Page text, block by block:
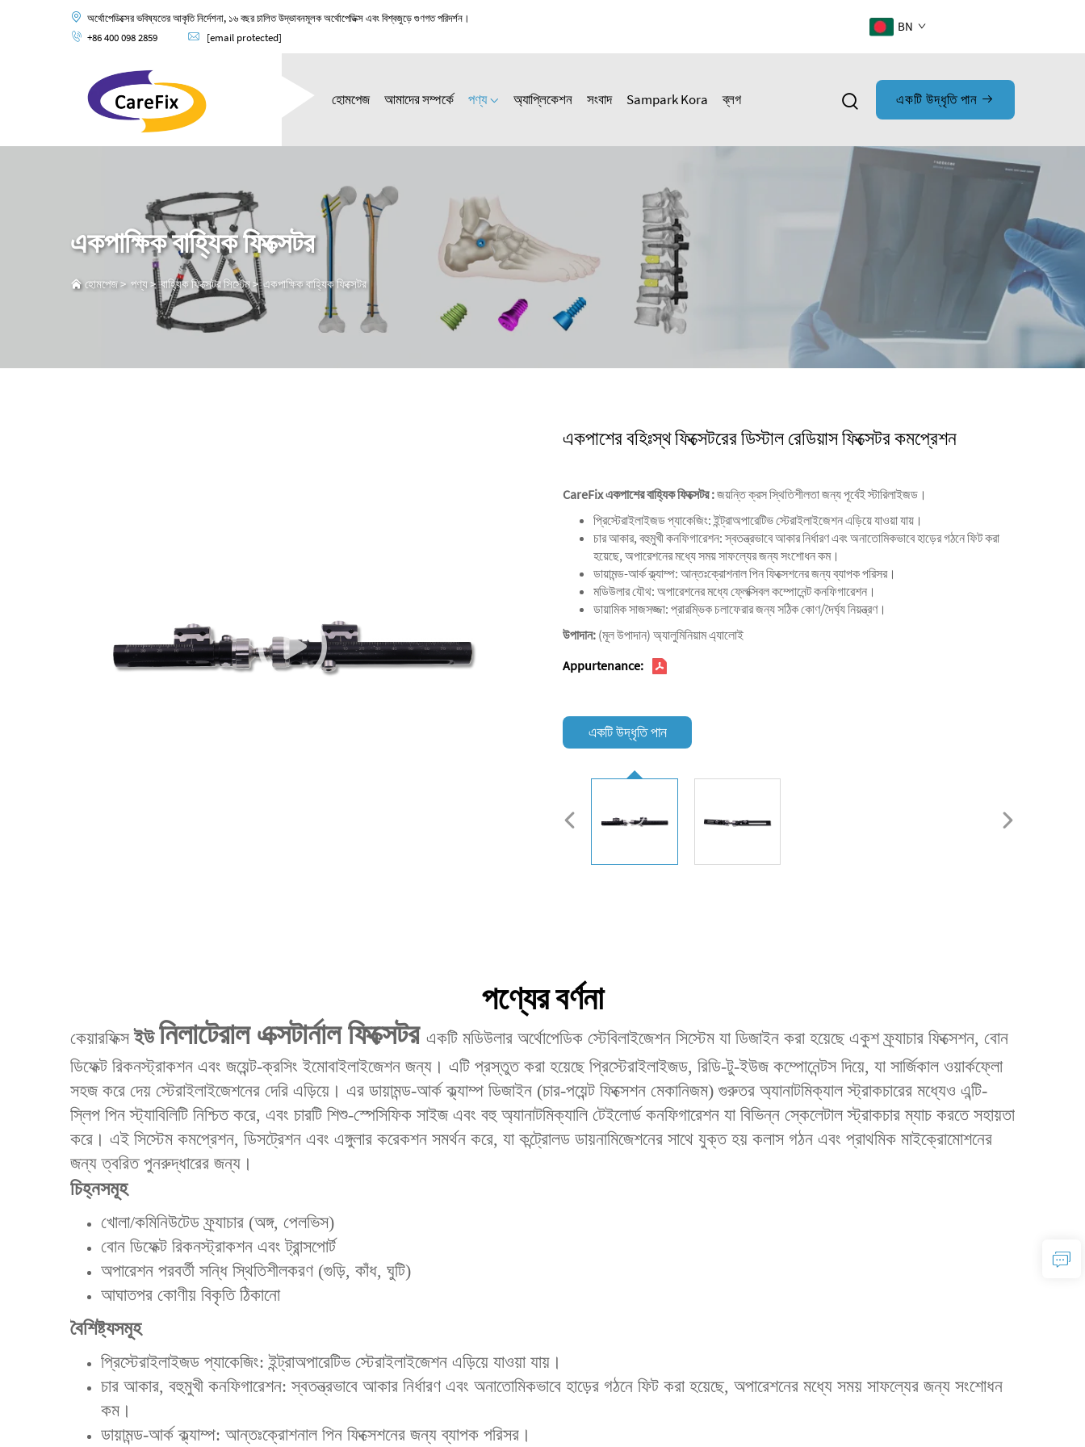
অর্থোপেডিক্সের ভবিষ্যতের আকৃতি নির্দেশনা, ১৬ বছর চালিত উদ্ভাবনমূলক অর্থোপেডিক্স এবং বিশ্বজুড়ে গুণগত পরিদর্শন।
+86 400 098 2859
[email protected]
BN
হোমপেজ আমাদের সম্পর্কে পণ্য অ্যাপ্লিকেশন সংবাদ Sampark Kora ব্লগ একটি উদ্ধৃতি পান
একপাক্ষিক বাহ্যিক ফিক্সেটর
হোমপেজ> পণ্য>বাহ্যিক ফিক্সেটর সিস্টেম>একপাক্ষিক বাহ্যিক ফিক্সেটর
একপাশের বহিঃস্থ ফিক্সেটরের ডিস্টাল রেডিয়াস ফিক্সেটর কমপ্রেশন
CareFix একপাশের বাহ্যিক ফিক্সেটর:জয়ন্তি ক্রস স্থিতিশীলতা জন্য পূর্বেই স্টারিলাইজড।
প্রিস্টেরাইলাইজড প্যাকেজিং: ইন্ট্রাঅপারেটিভ স্টেরাইলাইজেশন এড়িয়ে যাওয়া যায়।
‌‌চার আকার, বহুমুখী কনফিগারেশন‌: স্বতন্ত্রভাবে আকার নির্ধারণ এবং অনাতোমিকভাবে হাড়ের গঠনে ফিট করা
হয়েছে, অপারেশনের মধ্যে সময় সাফল্যের জন্য সংশোধন কম।
‌ডায়ামন্ড-আর্ক ক্ল্যাম্প‌: আন্তঃক্রোশনাল পিন ফিক্সেশনের জন্য ব্যাপক পরিসর।
‌মডিউলার যৌথ‌: অপারেশনের মধ্যে ফ্লেক্সিবল কম্পোনেন্ট কনফিগারেশন।
‌ডায়ামিক সাজসজ্জা‌: প্রারম্ভিক চলাফেরার জন্য সঠিক কোণ/দৈর্ঘ্য নিয়ন্ত্রণ।
উপাদান: (মূল উপাদান) অ্যালুমিনিয়াম এ্যালোই
Appurtenance:
একটি উদ্ধৃতি পান
পণ্যের বর্ণনা
কেয়ারফিক্স ইউনিলাটেরাল এক্সটার্নাল ফিক্সেটর‌ একটি মডিউলার অর্থোপেডিক স্টেবিলাইজেশন সিস্টেম যা ডিজাইন করা হয়েছে একুশ ফ্র্যাচার ফিক্সেশন, বোন
ডিফেক্ট রিকনস্ট্রাকশন এবং জয়েন্ট-ক্রসিং ইমোবাইলাইজেশন জন্য। এটি প্রস্তুত করা হয়েছে প্রিস্টেরাইলাইজড, রিডি-টু-ইউজ কম্পোনেন্টস দিয়ে, যা সার্জিকাল ওয়ার্কফ্লো
সহজ করে দেয় স্টেরাইলাইজেশনের দেরি এড়িয়ে। এর ডায়ামন্ড-আর্ক ক্ল্যাম্প ডিজাইন (চার-পয়েন্ট ফিক্সেশন মেকানিজম) গুরুতর অ্যানাটমিক্যাল স্ট্রাকচারের মধ্যেও এন্টি-
স্লিপ পিন স্ট্যাবিলিটি নিশ্চিত করে, এবং চারটি শিশু-স্পেসিফিক সাইজ এবং বহু অ্যানাটমিক্যালি টেইলোর্ড কনফিগারেশন যা বিভিন্ন স্কেলেটাল স্ট্রাকচার ম্যাচ করতে সহায়তা
করে। এই সিস্টেম কমপ্রেশন, ডিসট্রেশন এবং এঙ্গুলার করেকশন সমর্থন করে, যা কন্ট্রোলড ডায়নামিজেশনের সাথে যুক্ত হয় কলাস গঠন এবং প্রাথমিক মাইক্রোমোশনের
জন্য ত্বরিত পুনরুদ্ধারের জন্য।
চিহ্নসমূহ
খোলা/কমিনিউটেড ফ্র্যাচার (অঙ্গ, পেলভিস)
বোন ডিফেক্ট রিকনস্ট্রাকশন এবং ট্রান্সপোর্ট
অপারেশন পরবর্তী সন্ধি স্থিতিশীলকরণ (গুড়ি, কাঁধ, ঘুটি)
আঘাতপর কোণীয় বিকৃতি ঠিকানো
বৈশিষ্ট্যসমূহ
প্রিস্টেরাইলাইজড প্যাকেজিং: ইন্ট্রাঅপারেটিভ স্টেরাইলাইজেশন এড়িয়ে যাওয়া যায়।
‌‌চার আকার, বহুমুখী কনফিগারেশন‌: স্বতন্ত্রভাবে আকার নির্ধারণ এবং অনাতোমিকভাবে হাড়ের গঠনে ফিট করা হয়েছে, অপারেশনের মধ্যে সময় সাফল্যের জন্য সংশোধন
কম।
‌ডায়ামন্ড-আর্ক ক্ল্যাম্প‌: আন্তঃক্রোশনাল পিন ফিক্সেশনের জন্য ব্যাপক পরিসর।